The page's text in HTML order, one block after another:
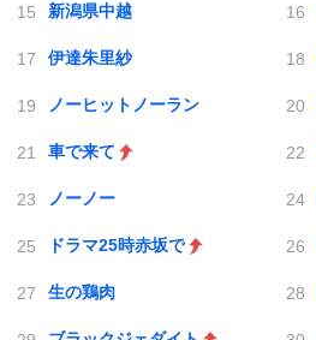
新潟県中越
伊達朱里紗
ノーヒットノーラン
車で来て
ノーノー
ドラマ25時赤坂で
生の鶏肉